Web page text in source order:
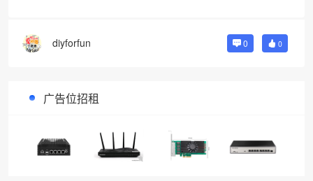
diyforfun 0 0
广告位招租